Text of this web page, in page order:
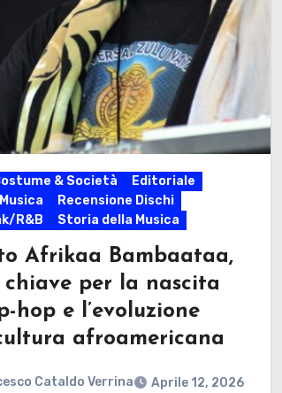
& Società
Editoriale
Musica
Recensione Dischi
R&B
Storia della Musica
Afrikaa Bambaataa,
per la nascita
hop e l’evoluzione
afroamericana
Cataldo Verrina Aprile 12, 2026